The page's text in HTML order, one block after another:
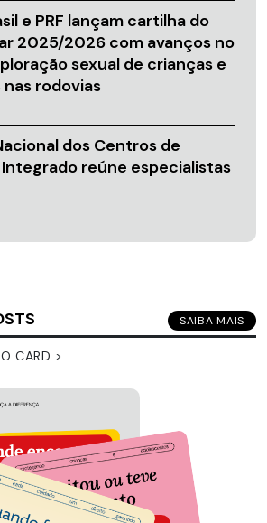
e PRF lançam cartilha do
2025/2026 com avanços no
sexual de crianças e
rodovias
dos Centros de
reúne especialistas
SAIBA MAIS
CARD >